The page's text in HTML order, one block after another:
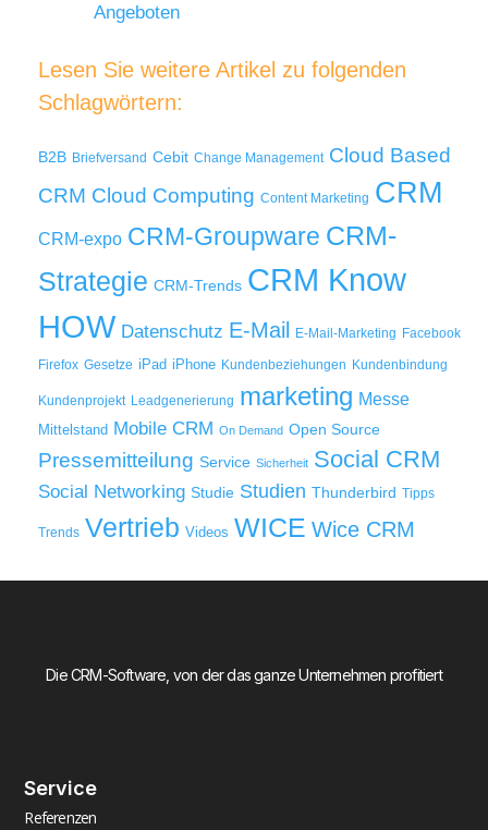
Angeboten
Lesen Sie weitere Artikel zu folgenden
Schlagwörtern:
B2B Briefversand Cebit Change Management Cloud Based
CRM Cloud Computing Content Marketing CRM
CRM-expo CRM-Groupware CRM-
Strategie CRM-Trends CRM Know
HOW Datenschutz E-Mail E-Mail-Marketing Facebook
Firefox Gesetze iPad iPhone Kundenbeziehungen Kundenbindung
Kundenprojekt Leadgenerierung marketing Messe
Mittelstand Mobile CRM On Demand Open Source
Pressemitteilung Service Sicherheit Social CRM
Social Networking Studie Studien Thunderbird Tipps
Trends Vertrieb Videos WICE Wice CRM
Die CRM-Software, von der das ganze Unternehmen profitiert
Service
Referenzen